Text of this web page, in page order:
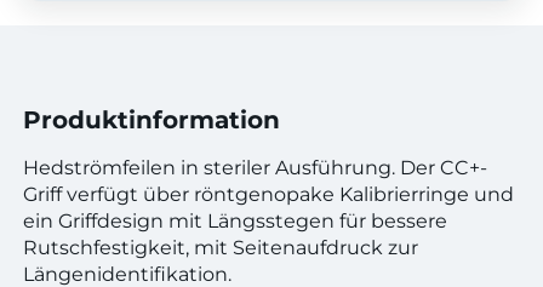
Produktinformation
Hedströmfeilen in steriler Ausführung. Der CC+-
Griff verfügt über röntgenopake Kalibrierringe und
ein Griffdesign mit Längsstegen für bessere
Rutschfestigkeit, mit Seitenaufdruck zur
Längenidentifikation.